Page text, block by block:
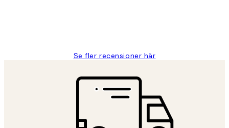
Se fler recensioner här